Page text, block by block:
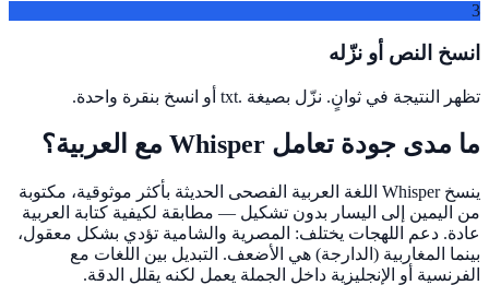
3
انسخ النص أو نزّله
تظهر النتيجة في ثوانٍ. نزّل بصيغة .txt أو انسخ بنقرة واحدة.
ما مدى جودة تعامل Whisper مع العربية؟
ينسخ Whisper اللغة العربية الفصحى الحديثة بأكثر موثوقية، مكتوبة
من اليمين إلى اليسار بدون تشكيل — مطابقة لكيفية كتابة العربية
عادة. دعم اللهجات يختلف: المصرية والشامية تؤدي بشكل معقول،
بينما المغاربية (الدارجة) هي الأضعف. التبديل بين اللغات مع
الفرنسية أو الإنجليزية داخل الجملة يعمل لكنه يقلل الدقة.